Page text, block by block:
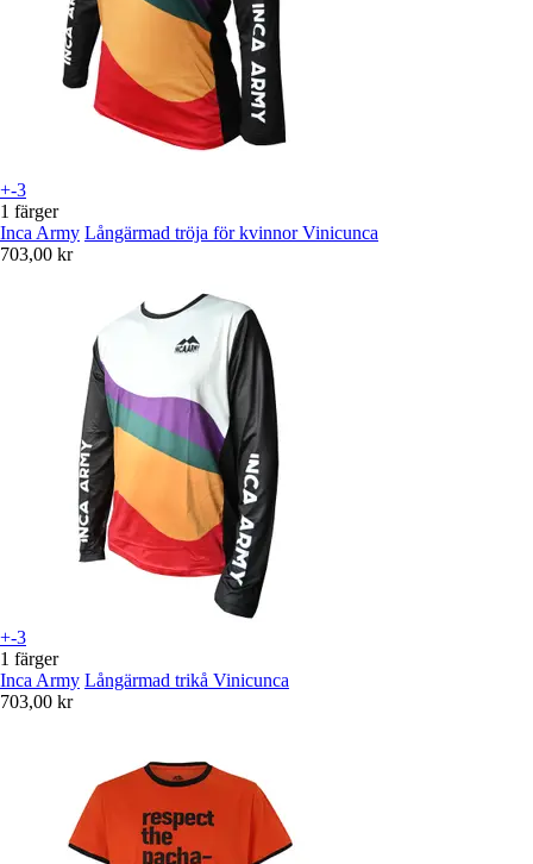
+-3
1 färger
Inca Army Långärmad tröja för kvinnor Vinicunca
703,00 kr
+-3
1 färger
Inca Army Långärmad trikå Vinicunca
703,00 kr